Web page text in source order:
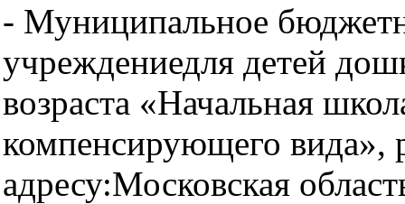
- Муниципальное
учреждениедля детей
возраста «Начальная
компенсирующего вида»,
адресу:Московская